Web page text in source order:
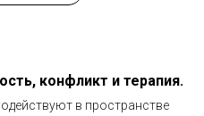
конфликт и терапия.
в пространстве